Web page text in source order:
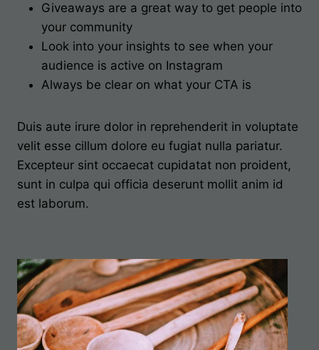
Giveaways are a great way to get people into
your community
Look into your insights to see when your
audience is active on Instagram
Always be clear on what your CTA is
Duis aute irure dolor in reprehenderit in voluptate
velit esse cillum dolore eu fugiat nulla pariatur.
Excepteur sint occaecat cupidatat non proident,
sunt in culpa qui officia deserunt mollit anim id
est laborum.